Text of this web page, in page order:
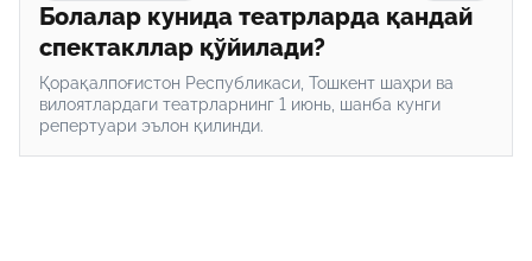
Болалар кунида театрларда қандай
спектакллар қўйилади?
Қорақалпоғистон Республикаси, Тошкент шаҳри ва
вилоятлардаги театрларнинг 1 июнь, шанба кунги
репертуари эълон қилинди.